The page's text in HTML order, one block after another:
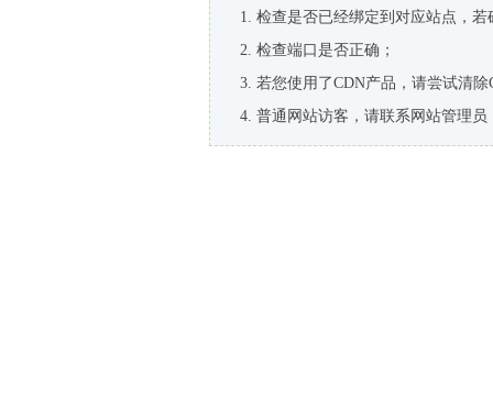
检查是否已经绑定到对应站点，
检查端口是否正确；
若您使用了CDN产品，请尝试清除
普通网站访客，请联系网站管理员